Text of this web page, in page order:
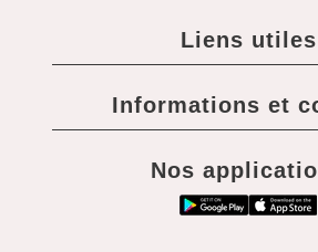
Liens utiles
Informations et
Nos